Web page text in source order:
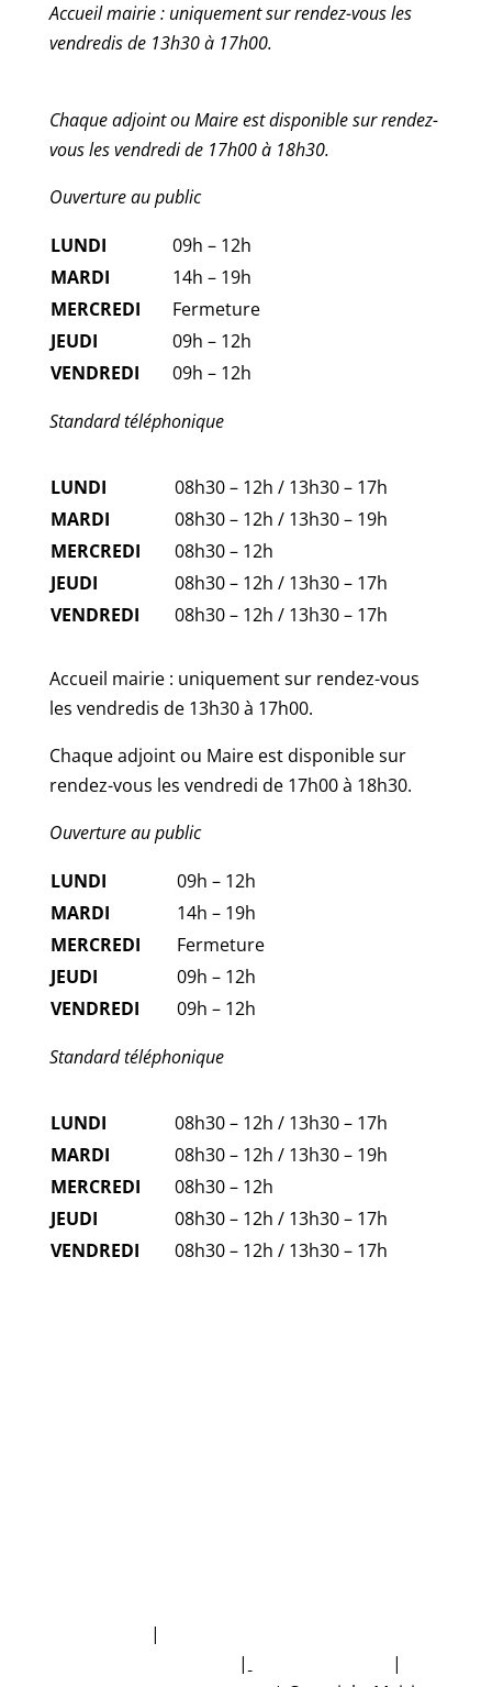
Accueil mairie : uniquement sur rendez-vous les
vendredis de 13h30 à 17h00.
Chaque adjoint ou Maire est disponible sur rendez-
vous les vendredi de 17h00 à 18h30.
Ouverture au public
LUNDI
09h – 12h
MARDI
14h – 19h
MERCREDI
Fermeture
JEUDI
09h – 12h
VENDREDI
09h – 12h
Standard téléphonique
LUNDI
08h30 – 12h / 13h30 – 17h
MARDI
08h30 – 12h / 13h30 – 19h
MERCREDI
08h30 – 12h
JEUDI
08h30 – 12h / 13h30 – 17h
VENDREDI
08h30 – 12h / 13h30 – 17h
Accueil mairie : uniquement sur rendez-vous
les vendredis de 13h30 à 17h00.
Chaque adjoint ou Maire est disponible sur
rendez-vous les vendredi de 17h00 à 18h30.
Ouverture au public
LUNDI
09h – 12h
MARDI
14h – 19h
MERCREDI
Fermeture
JEUDI
09h – 12h
VENDREDI
09h – 12h
Standard téléphonique
LUNDI
08h30 – 12h / 13h30 – 17h
MARDI
08h30 – 12h / 13h30 – 19h
MERCREDI
08h30 – 12h
JEUDI
08h30 – 12h / 13h30 – 17h
VENDREDI
08h30 – 12h / 13h30 – 17h
|
|
|